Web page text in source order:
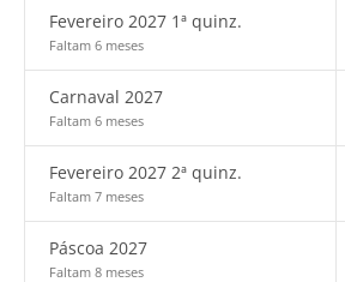
Fevereiro 2027 1ª quinz.
Faltam 6 meses
Carnaval 2027
Faltam 6 meses
Fevereiro 2027 2ª quinz.
Faltam 7 meses
Páscoa 2027
Faltam 8 meses